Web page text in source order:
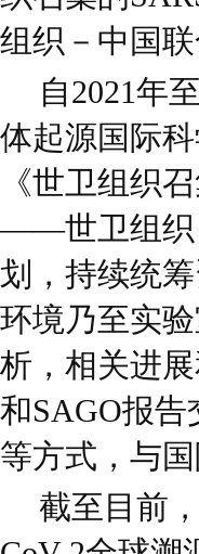
组织－中国联
自2021年
体起源国际
《世卫组织
——世卫组织
划，持续统
环境乃至实
析，相关进
和SAGO报
等方式，与
截至目前